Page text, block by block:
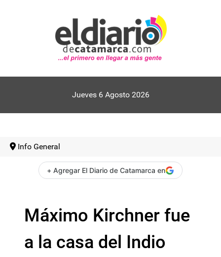
Jueves 6 Agosto 2026
Info General
+ Agregar El Diario de Catamarca en
Máximo Kirchner fue
a la casa del Indio